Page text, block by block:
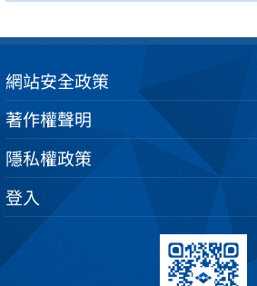
網站安全政策
著作權聲明
隱私權政策
登入